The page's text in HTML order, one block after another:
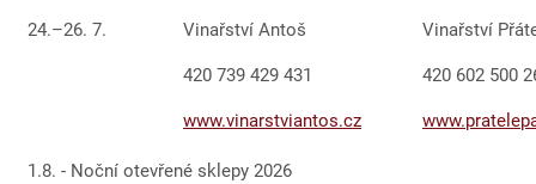
24.–26. 7. Vinařství Antoš Vinařství
420 739 429 431 420 602 500
www.vinarstviantos.cz
1.8. - Noční otevřené sklepy 2026